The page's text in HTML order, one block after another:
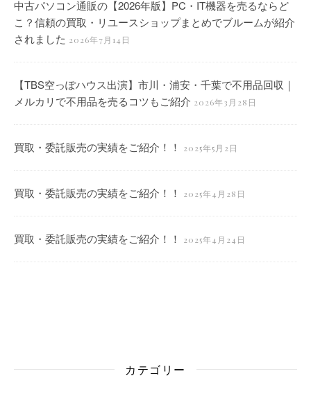
中古パソコン通販の【2026年版】PC・IT機器を売るならど
こ？信頼の買取・リユースショップまとめでブルームが紹介
されました 2026年7月14日
【TBS空っぽハウス出演】市川・浦安・千葉で不用品回収｜
メルカリで不用品を売るコツもご紹介 2026年3月28日
買取・委託販売の実績をご紹介！！ 2025年5月2日
買取・委託販売の実績をご紹介！！ 2025年4月28日
買取・委託販売の実績をご紹介！！ 2025年4月24日
カテゴリー